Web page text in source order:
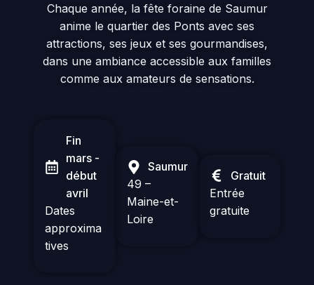
Chaque année, la fête foraine de Saumur
anime le quartier des Ponts avec ses
attractions, ses jeux et ses gourmandises,
dans une ambiance accessible aux familles
comme aux amateurs de sensations.
Fin
mars -
début
avril
Dates
approxima
tives
Saumur
49 –
Maine-et-
Loire
Gratuit
Entrée
gratuite